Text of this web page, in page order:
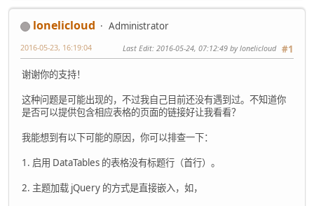
lonelicloud
Administrator
#1
2016-05-23, 16:19:04 Last Edit: 2016-05-24, 07:12:49 by lonelicloud
谢谢你的支持！
这种问题是可能出现的，不过我自己目前还没有遇到过。不知道你
是否可以提供包含相应表格的页面的链接好让我看看？
我能想到有以下可能的原因，你可以排查一下：
1. 启用 DataTables 的表格没有标题行（首行）。
2. 主题加载 jQuery 的方式是直接嵌入，如，